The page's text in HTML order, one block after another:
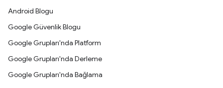
Android Blogu
Google Güvenlik Blogu
Google Grupları'nda Platform
Google Grupları'nda Derleme
Google Grupları'nda Bağlama